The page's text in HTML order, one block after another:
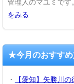
管理人のマユミで
をみる
★今月のおすす
・ 【愛知】矢勝川